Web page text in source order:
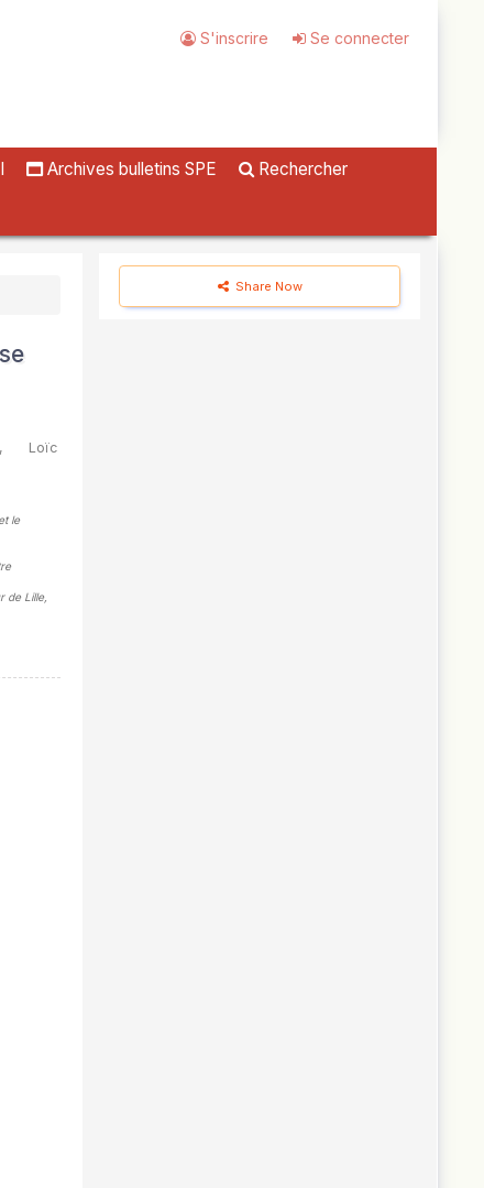
S'inscrire Se connecter
Archives bulletins SPE Rechercher
,
Loïc
le
de Lille,
Share Now